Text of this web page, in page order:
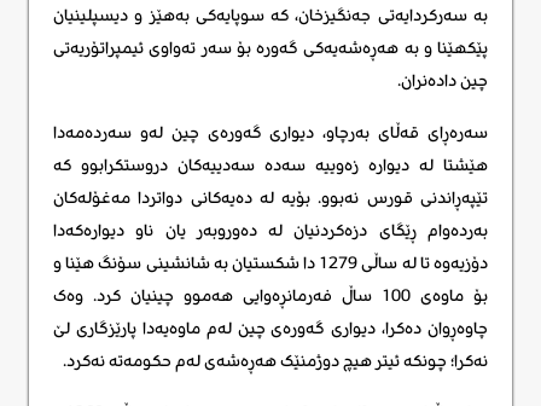
بە سەرکردایەتی جەنگیزخان، کە سوپایەکی بەهێز و دیسپلینیان
پێکهێنا و بە هەڕەشەیەکی گەورە بۆ سەر تەواوی ئیمپراتۆریەتی
چین دادەنران.
سەرەڕای قەڵای بەرچاو، دیواری گەورەی چین لەو سەردەمەدا
هێشتا لە دیوارە زەوییە سەدە سەدییەکان دروستکرابوو کە
تێپەڕاندنی قورس نەبوو. بۆیە لە دەیەکانی دواتردا مەغۆلەکان
بەردەوام ڕێگای دزەکردنیان لە دەوروبەر یان ناو دیوارەکەدا
دۆزیەوە تا لە ساڵی 1279 دا شکستیان بە شانشینی سۆنگ هێنا و
بۆ ماوەی 100 ساڵ فەرمانڕەوایی هەموو چینیان کرد. وەک
چاوەڕوان دەکرا، دیواری گەورەی چین لەم ماوەیەدا پارێزگاری لێ
نەکرا؛ چونکە ئیتر هیچ دوژمنێک هەڕەشەی لەم حکومەتە نەکرد.